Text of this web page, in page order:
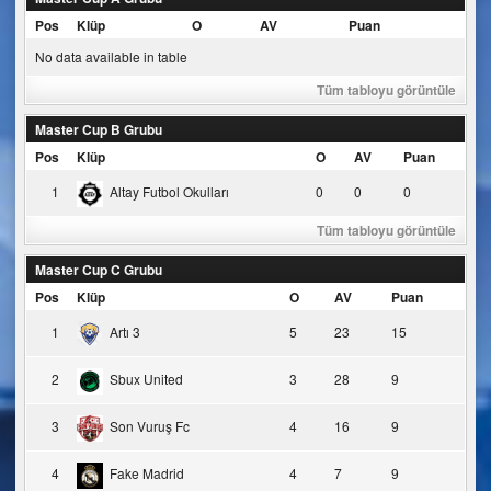
Pos
Klüp O AV Puan
No data available in table
Tüm tabloyu görüntüle
Master Cup B Grubu
Pos
Klüp O AV Puan
1 Altay Futbol Okulları 0 0 0
Tüm tabloyu görüntüle
Master Cup C Grubu
Pos
Klüp O AV Puan
1 Artı 3 5 23 15
2 Sbux United 3 28 9
3 Son Vuruş Fc 4 16 9
4 Fake Madrid 4 7 9